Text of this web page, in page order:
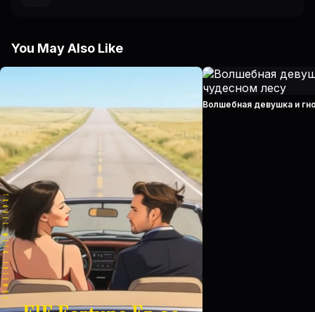
You May Also Like
Волшебная девушка и